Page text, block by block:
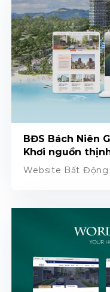
Website Bất Động
BĐS Bách Niên
Khơi nguồn